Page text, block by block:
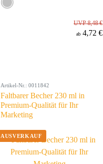
UVP 8,48 €
ab 4,72 €
Artikel-Nr.: 0011842
Faltbarer Becher 230 ml in
Premium-Qualität für Ihr
Marketing